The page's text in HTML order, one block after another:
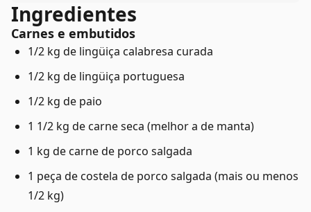
Ingredientes
Carnes e embutidos
1/2 kg de lingüiça calabresa curada
1/2 kg de lingüiça portuguesa
1/2 kg de paio
1 1/2 kg de carne seca (melhor a de manta)
1 kg de carne de porco salgada
1 peça de costela de porco salgada (mais ou menos
1/2 kg)